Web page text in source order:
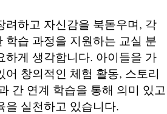
려하고 자신감을 북돋우며, 각
학습 과정을 지원하는 교실 분
하게 생각합니다. 아이들을 가
어 창의적인 체험 활동, 스토리
간 연계 학습을 통해 의미 있고
을 실천하고 있습니다.